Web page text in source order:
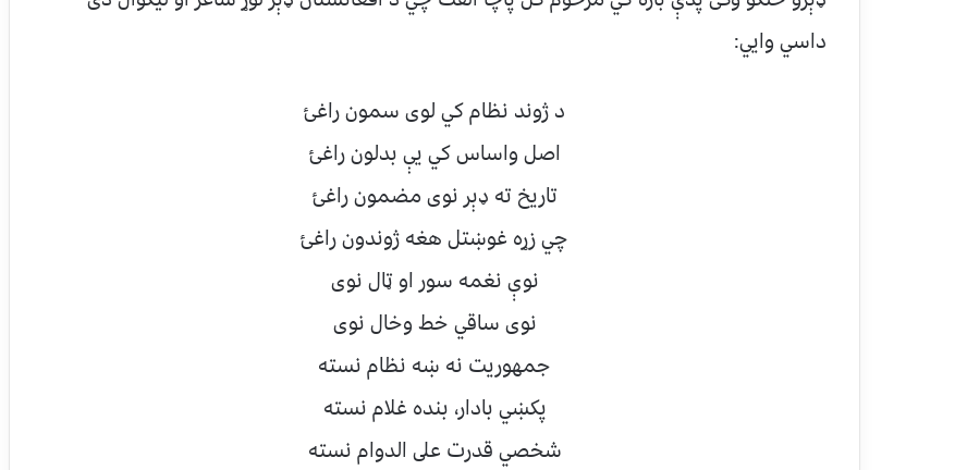
داسي وايي:
د ژوند نظام كي لوى سمون راغئ
اصل واساس كي يې بدلون راغئ
تاريخ ته ډېر نوى مضمون راغئ
چي زړه غوښتل هغه ژوندون راغئ
نوې نغمه سور او ټال نوى
نوى ساقي خط وخال نوى
جمهوريت نه ښه نظام نسته
پكښي بادار، بنده غلام نسته
شخصي قدرت على الدوام نسته